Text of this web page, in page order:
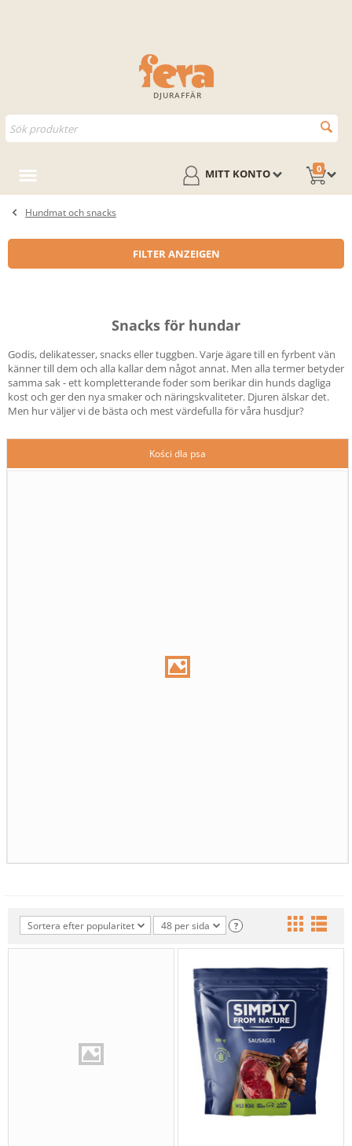
DJURAFFÄR
0
MITT KONTO
Hundmat och snacks
FILTER ANZEIGEN
Snacks för hundar
Godis, delikatesser, snacks eller tuggben. Varje ägare till en fyrbent vän
känner till dem och alla kallar dem något annat. Men alla termer betyder
samma sak - ett kompletterande foder som berikar din hunds dagliga
kost och ger den nya smaker och näringskvaliteter. Djuren älskar det.
Men hur väljer vi de bästa och mest värdefulla för våra husdjur?
Kości dla psa
Sortera efter popularitet 48 per sida ?